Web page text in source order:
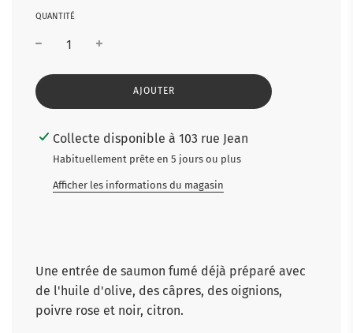
QUANTITÉ
C
G
E
E
U
R
S
.
AJOUTER
Collecte disponible à 103 rue Jean
Habituellement prête en 5 jours ou plus
Afficher les informations du magasin
Une entrée de saumon fumé déjà préparé avec
de l'huile d'olive, des câpres, des oignions,
poivre rose et noir, citron.